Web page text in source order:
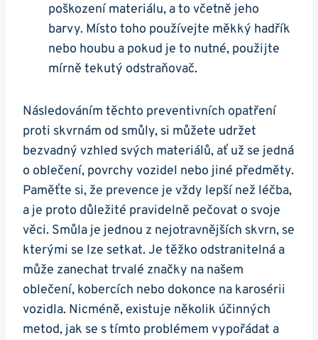
poškození materiálu, a to včetně jeho
barvy. Místo toho používejte měkký hadřík
nebo houbu a pokud je to nutné, použijte
mírně tekutý odstraňovač.
Následováním těchto preventivních opatření
proti skvrnám od smůly, si můžete udržet
bezvadný vzhled svých materiálů, ať už se jedná
o oblečení, povrchy vozidel nebo jiné předměty.
Paměťte si, že prevence je vždy lepší než léčba,
a je proto důležité pravidelně pečovat o svoje
věci. Smůla je jednou z nejotravnějších skvrn, se
kterými se lze setkat. Je těžko odstranitelná a
může zanechat trvalé značky na našem
oblečení, kobercích nebo dokonce na karosérii
vozidla. Nicméně, existuje několik účinných
metod, jak se s tímto problémem vypořádat a